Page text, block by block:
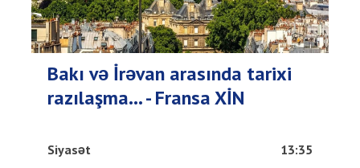
Bakı və İrəvan arasında tarixi
razılaşma... - Fransa XİN
Siyasət 13:35